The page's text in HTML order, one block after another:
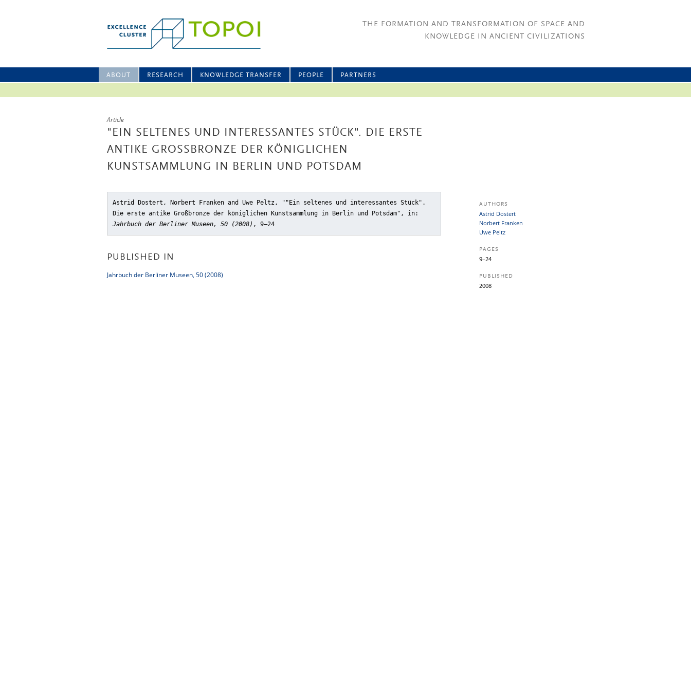
THE FORMATION AND TRANSFORMATION OF SPACE AND
KNOWLEDGE IN ANCIENT CIVILIZATIONS
ABOUT RESEARCH KNOWLEDGE TRANSFER PEOPLE PARTNERS
Article
"EIN SELTENES UND INTERESSANTES STÜCK". DIE ERSTE
ANTIKE GROSSBRONZE DER KÖNIGLICHEN K
UNSTSAMMLUNG IN BERLIN UND POTSDAM
Astrid Dostert, Norbert Franken and Uwe Peltz, ""Ein seltenes und interessantes Stück".
Die erste antike Großbronze der königlichen Kunstsammlung in Berlin und Potsdam" , in:
Jahrbuch der Berliner Museen, 50 (2008) , 9–24
PUBLISHED IN
Jahrbuch der Berliner Museen, 50 (2008)
AUTHORS
Astrid Dostert
Norbert Franken
Uwe Peltz
PAGES
9–24
PUBLISHED
2008